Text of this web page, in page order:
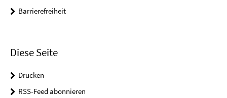
Barrierefreiheit
Diese Seite
Drucken
RSS-Feed abonnieren